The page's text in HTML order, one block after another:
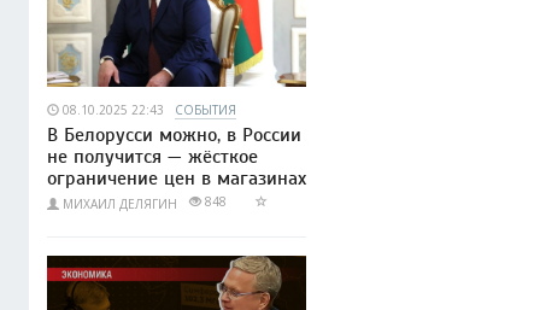
08.10.2025 22:43 СОБЫТИЯ
В Белорусси можно, в России
не получится — жёсткое
ограничение цен в магазинах
МИХАИЛ ДЕЛЯГИН 848